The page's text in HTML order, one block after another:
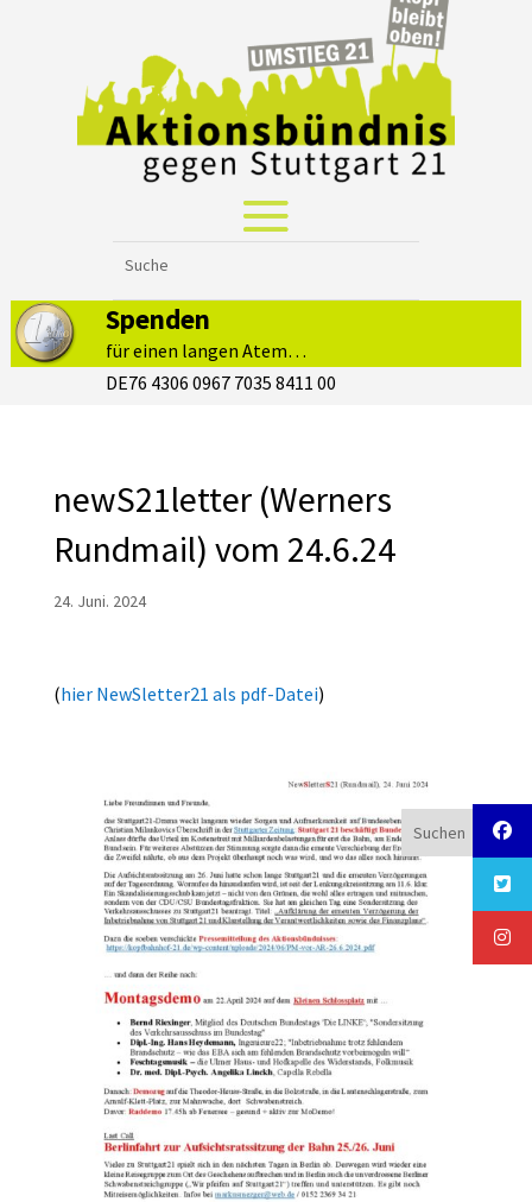
Spenden
für einen langen Atem…
DE76 4306 0967 7035 8411 00
newS21letter (Werners
Rundmail) vom 24.6.24
24. Juni. 2024
(hier NewSletter21 als pdf-Datei)
Suchen